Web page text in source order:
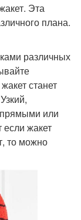
Эта
плана.
различных
станет
или
жакет
то можно